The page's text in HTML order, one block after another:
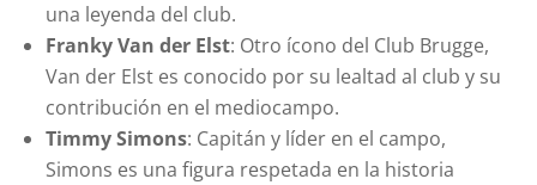
una leyenda del club.
Franky Van der Elst: Otro ícono del Club Brugge,
Van der Elst es conocido por su lealtad al club y su
contribución en el mediocampo.
Timmy Simons: Capitán y líder en el campo,
Simons es una figura respetada en la historia